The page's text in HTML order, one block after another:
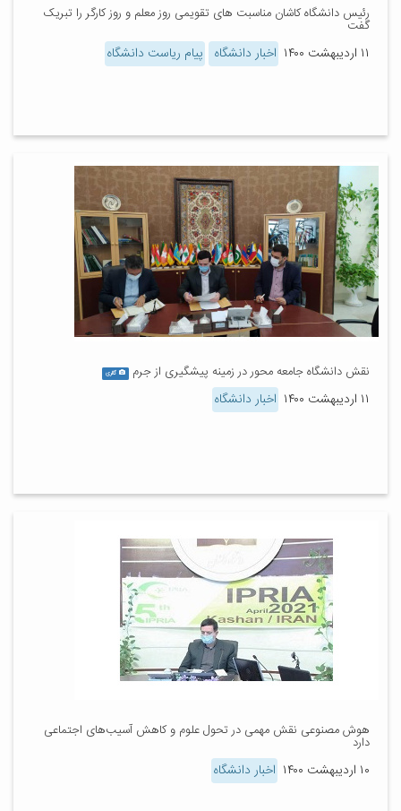
رئیس دانشگاه کاشان مناسبت های تقویمی روز معلم و روز کارگر را تبریک
گفت
۱۱ اردیبهشت ۱۴۰۰ اخبار دانشگاه پیام ریاست دانشگاه
نقش دانشگاه جامعه محور در زمینه پیشگیری از جرم گالری
۱۱ اردیبهشت ۱۴۰۰ اخبار دانشگاه
هوش مصنوعی نقش مهمی در تحول علوم و کاهش آسیب‌های اجتماعی
دارد
۱۰ اردیبهشت ۱۴۰۰ اخبار دانشگاه